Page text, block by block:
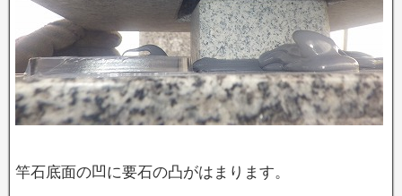
竿石底面の凹に要石の凸がはまります。